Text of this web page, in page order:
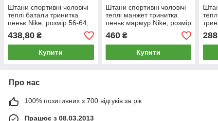
Штани спортивні чоловічі
теплі батали тринитка
пеньє Nike, розмір 56-64,
сині, 05495
438,80 ₴
Купити
Штани спортивні чоловічі
теплі манжет тринитка
пеньє мармур Nike, розмір
46-54, темно-сірі, 05478
460₴
Купити
58,
Про нас
100% позитивних з 700 відгуків за рік
Працює з 08.03.2013